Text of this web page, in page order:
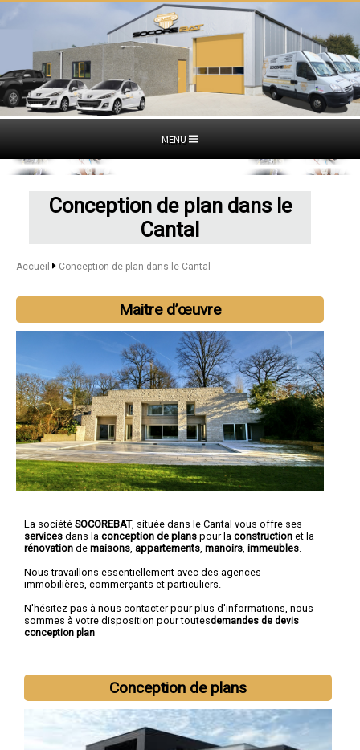
MENU
Conception de plan dans le
Cantal
Accueil Conception de plan dans le Cantal
Maitre d’œuvre
La société SOCOREBAT, située dans le Cantal vous offre ses
services dans la conception de plans pour la construction et la
rénovation de maisons appartements manoirs immeubles
Nous travaillons essentiellement avec des agences
immobilières, commerçants et particuliers.
N'hésitez pas à nous contacter pour plus d'informations, nous
sommes à votre disposition pour toutesdemandes de devis
conception plan
Conception de plans